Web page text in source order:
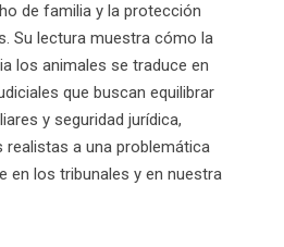
de familia y la protección
Su lectura muestra cómo la
los animales se traduce en
que buscan equilibrar
y seguridad jurídica,
a una problemática
en los tribunales y en nuestra